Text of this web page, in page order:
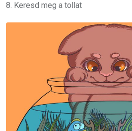
8. Keresd meg a tollat